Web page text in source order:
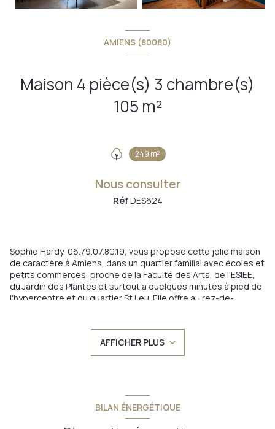
AMIENS (80080)
Maison 4 pièce(s) 3 chambre(s)
105 m²
249 m²
Nous consulter
RéfDES624
Sophie Hardy, 06.79.07.80.19, vous propose cette jolie maison
de caractère à Amiens, dans un quartier familial avec écoles et
petits commerces, proche de la Faculté des Arts, de l'ESIEE,
du Jardin des Plantes et surtout à quelques minutes à pied de
l'hypercentre et du quartier St Leu. Elle offre au rez-de-
une cuisine équipée et aménagée avec goût, une salle de
bains avec baignoire et douche italienne. Et des WC séparés.
A l'étage, un très beau palier distribue 1 chambre de 16.89 m2
conservé (parquets, cheminée marbre, hauteur sous plafond,
(et possibilité de stationner un véhicule), des toitures
AFFICHER PLUS
BILAN ÉNERGÉTIQUE